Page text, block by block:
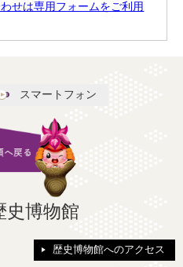
せは専用フォームをご利用
スマートフォン
史博物館
歴史博物館へのアクセス